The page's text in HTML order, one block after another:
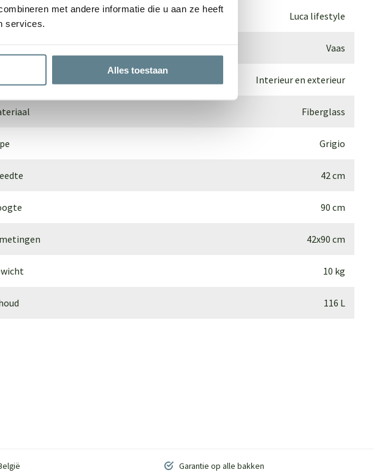
met andere informatie die u aan ze heeft
services.
Alles toestaan
Luca lifestyle
Vaas
Interieur en exterieur
Fiberglass
Grigio
42 cm
90 cm
42x90 cm
10 kg
116 L
Garantie op alle bakken